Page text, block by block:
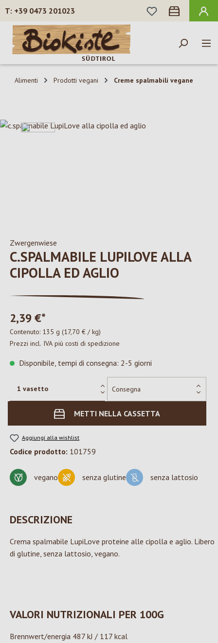
Passa al contenuto principale
+39 0473 201023
HAI 0 ARTICOLI
Alimenti Prodotti vegani Creme spalmabili vegane
Salta la galleria di immagini
Zwergenwiese
C.SPALMABILE LUPILOVE ALLA
CIPOLLA ED AGLIO
2,39 €*
Contenuto: 135 g (17,70 € / kg)
Prezzi incl. IVA più costi di spedizione
Disponibile, tempi di consegna: 2-5 giorni
METTI NELLA CASSETTA
Aggiungi alla wishlist
Codice prodotto: 101759
vegano senza glutine senza lattosio
DESCRIZIONE
Crema spalmabile LupiLove proteine alle cipolla e aglio. Libero
di glutine, senza lattosio, vegano.
VALORI NUTRIZIONALI PER 100G
Brennwert/energia 487 kJ / 117 kcal